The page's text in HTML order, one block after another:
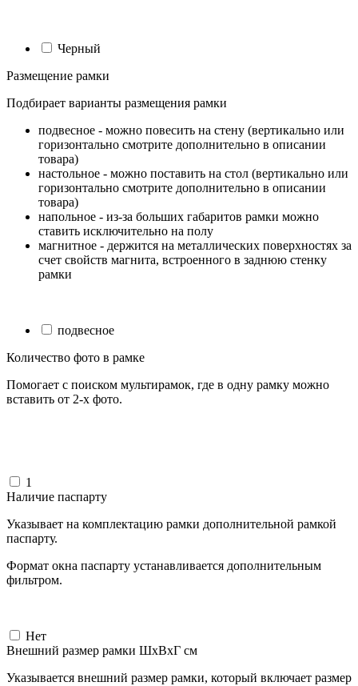
Черный
Размещение рамки
Подбирает варианты размещения рамки
подвесное - можно повесить на стену (вертикально или
горизонтально смотрите дополнительно в описании
товара)
настольное - можно поставить на стол (вертикально или
горизонтально смотрите дополнительно в описании
товара)
напольное - из-за больших габаритов рамки можно
ставить исключительно на полу
магнитное - держится на металлических поверхностях за
счет свойств магнита, встроенного в заднюю стенку
рамки
подвесное
Количество фото в рамке
Помогает с поиском мультирамок, где в одну рамку можно
вставить от 2-х фото.
1
Наличие паспарту
Указывает на комплектацию рамки дополнительной рамкой
паспарту.
Формат окна паспарту устанавливается дополнительным
фильтром.
Нет
Внешний размер рамки ШxВxГ см
Указывается внешний размер рамки, который включает размер